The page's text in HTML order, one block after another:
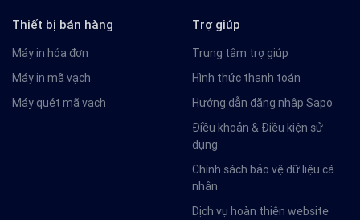
Thiết bị bán hàng
Máy in hóa đơn
Máy in mã vạch
Máy quét mã vạch
Trợ giúp
Trung tâm trợ giúp
Hình thức thanh toán
Hướng dẫn đăng nhập Sapo
Điều khoản & Điều kiện sử
dụng
Chính sách bảo vệ dữ liệu cá
nhân
Dịch vụ hoàn thiện website